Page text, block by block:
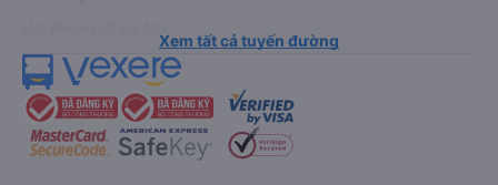
Xem tất cả tuyến đường